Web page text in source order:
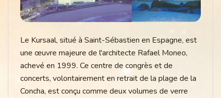
Le Kursaal, situé à Saint-Sébastien en Espagne, est
une œuvre majeure de l'architecte Rafael Moneo,
achevé en 1999. Ce centre de congrès et de
concerts, volontairement en retrait de la plage de la
Concha, est conçu comme deux volumes de verre